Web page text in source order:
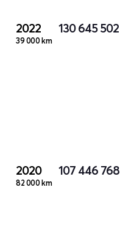
2022
39 000 km
130 645 502
2020
82 000 km
107 446 768